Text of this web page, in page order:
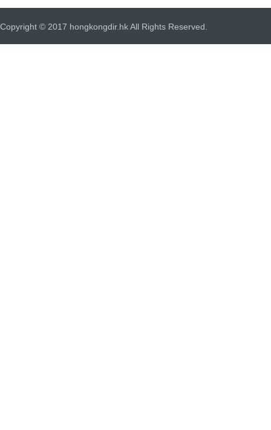
Copyright © 2017 hongkongdir.hk All Rights Reserved.